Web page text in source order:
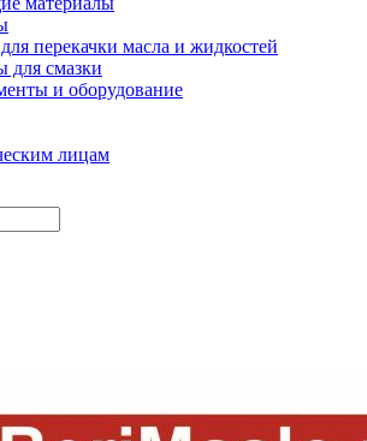
перекачки масла и жидкостей
смазки
и оборудование
лицам